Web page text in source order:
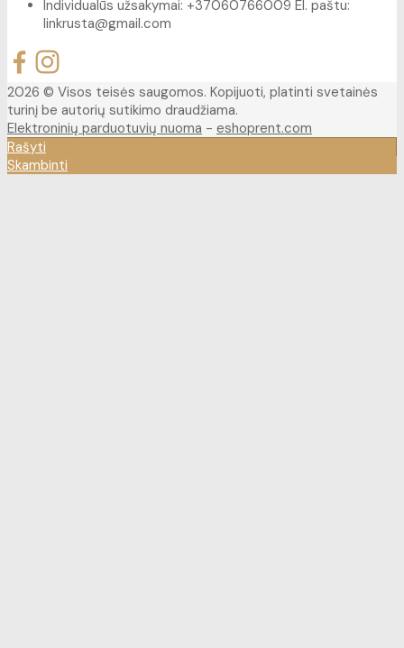
Individualūs užsakymai: +37060766009 El. paštu:
linkrusta@gmail.com
2026 © Visos teisės saugomos. Kopijuoti, platinti svetainės
turinį be autorių sutikimo draudžiama.
Elektroninių parduotuvių nuoma - eshoprent.com
Rašyti
Skambinti